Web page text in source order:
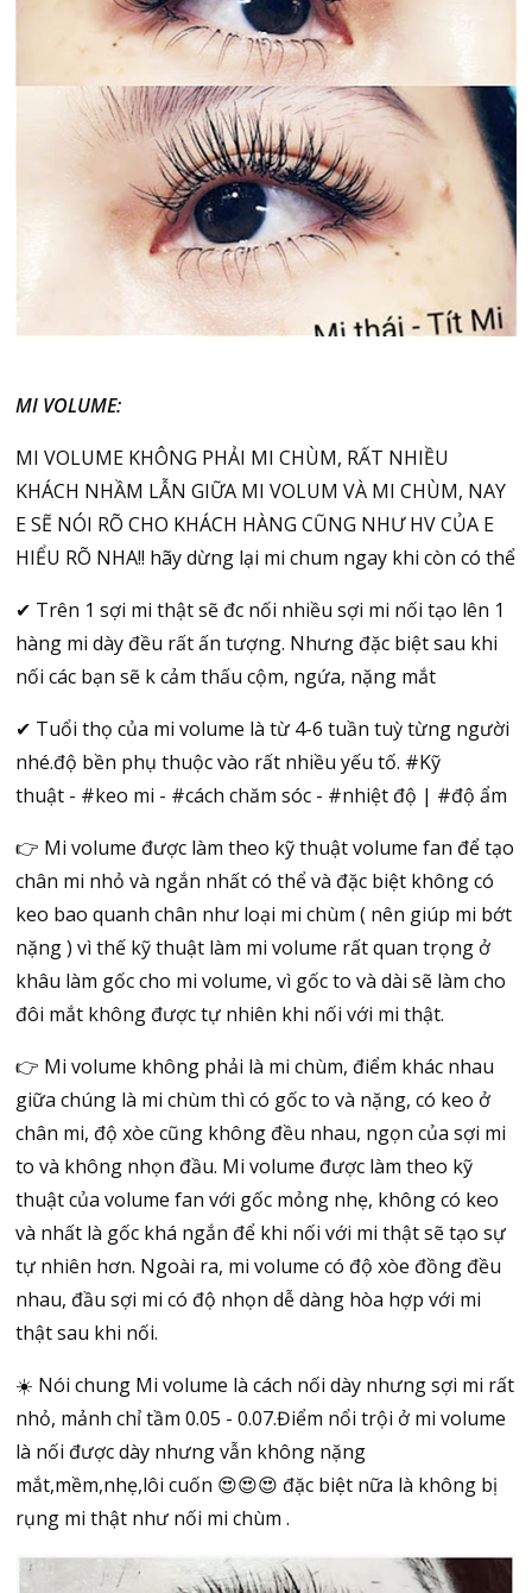
MI VOLUME:
MI VOLUME KHÔNG PHẢI MI CHÙM, RẤT NHIỀU
KHÁCH NHẦM LẪN GIỮA MI VOLUM VÀ MI CHÙM, NAY
E SẼ NÓI RÕ CHO KHÁCH HÀNG CŨNG NHƯ HV CỦA E
HIỂU RÕ NHA!! hãy dừng lại mi chum ngay khi còn có thể
✔ Trên 1 sợi mi thật sẽ đc nối nhiều sợi mi nối tạo lên 1
hàng mi dày đều rất ấn tượng. Nhưng đặc biệt sau khi
nối các bạn sẽ k cảm thấu cộm, ngứa, nặng mắt
✔ Tuổi thọ của mi volume là từ 4-6 tuần tuỳ từng người
nhé.độ bền phụ thuộc vào rất nhiều yếu tố. #Kỹ
thuật - #keo mi - #cách chăm sóc - #nhiệt độ | #độ ẩm
👉 Mi volume được làm theo kỹ thuật volume fan để tạo
chân mi nhỏ và ngắn nhất có thể và đặc biệt không có
keo bao quanh chân như loại mi chùm ( nên giúp mi bớt
nặng ) vì thế kỹ thuật làm mi volume rất quan trọng ở
khâu làm gốc cho mi volume, vì gốc to và dài sẽ làm cho
đôi mắt không được tự nhiên khi nối với mi thật.
👉 Mi volume không phải là mi chùm, điểm khác nhau
giữa chúng là mi chùm thì có gốc to và nặng, có keo ở
chân mi, độ xòe cũng không đều nhau, ngọn của sợi mi
to và không nhọn đầu. Mi volume được làm theo kỹ
thuật của volume fan với gốc mỏng nhẹ, không có keo
và nhất là gốc khá ngắn để khi nối với mi thật sẽ tạo sự
tự nhiên hơn. Ngoài ra, mi volume có độ xòe đồng đều
nhau, đầu sợi mi có độ nhọn dễ dàng hòa hợp với mi
thật sau khi nối.
☀️ Nói chung Mi volume là cách nối dày nhưng sợi mi rất
nhỏ, mảnh chỉ tầm 0.05 - 0.07.Điểm nổi trội ở mi volume
là nối được dày nhưng vẫn không nặng
mắt,mềm,nhẹ,lôi cuốn 😍😍😍 đặc biệt nữa là không bị
rụng mi thật như nối mi chùm .